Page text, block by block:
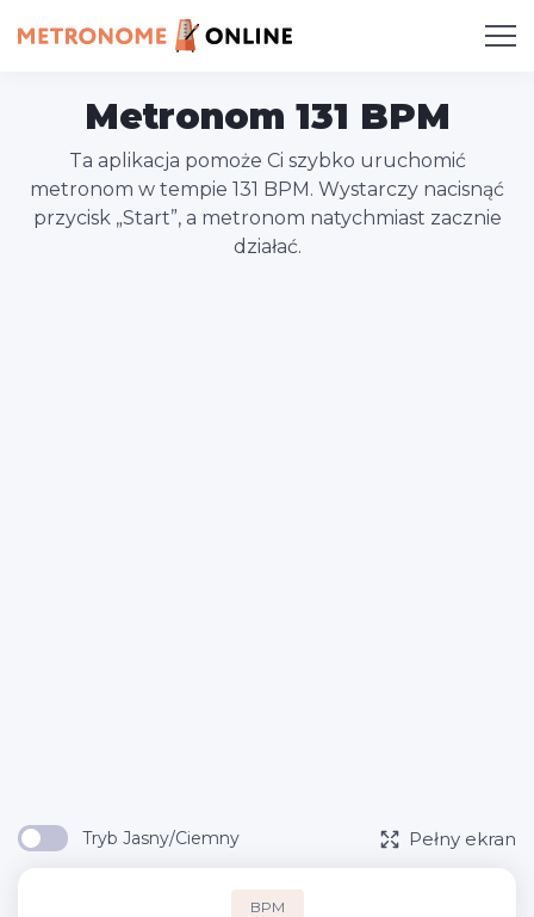
Metronom 131 BPM
Ta aplikacja pomoże Ci szybko uruchomić
metronom w tempie 131 BPM. Wystarczy nacisnąć
przycisk „Start”, a metronom natychmiast zacznie
działać.
Tryb Jasny/Ciemny Pełny ekran
BPM